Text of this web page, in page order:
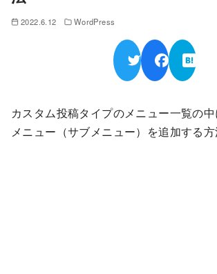
2022.6.12 WordPress
カスタム投稿タイプのメニュー一覧の
メニュー（サブメニュー）を追加する方